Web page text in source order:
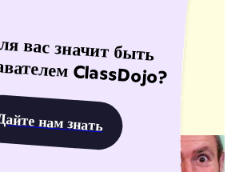
вас значит быть
ClassDojo?
нам знать